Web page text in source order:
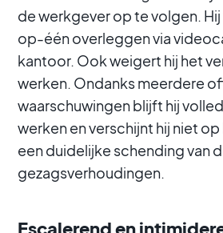
de werkgever op te volgen.
op-één overleggen via
kantoor. Ook weigert hij het
werken. Ondanks meerdere
waarschuwingen blijft hij
werken en verschijnt hij niet
een duidelijke schending van
gezagsverhoudingen.
Escalerend en